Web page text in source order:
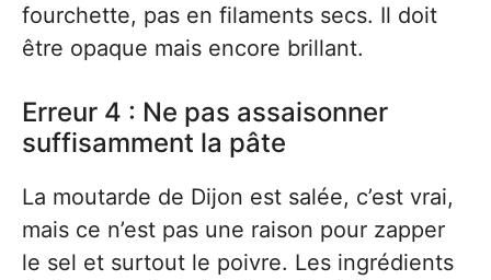
fourchette, pas en filaments secs. Il doit
être opaque mais encore brillant.
Erreur 4 : Ne pas assaisonner
suffisamment la pâte
La moutarde de Dijon est salée, c’est vrai,
mais ce n’est pas une raison pour zapper
le sel et surtout le poivre. Les ingrédients